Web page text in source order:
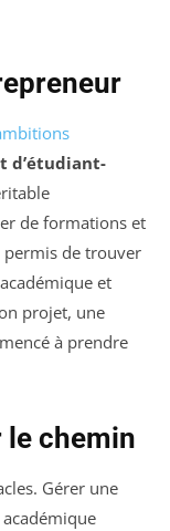
d’étudiant-
de formations et
permis de trouver
et
projet, une
à prendre
le chemin
Gérer une